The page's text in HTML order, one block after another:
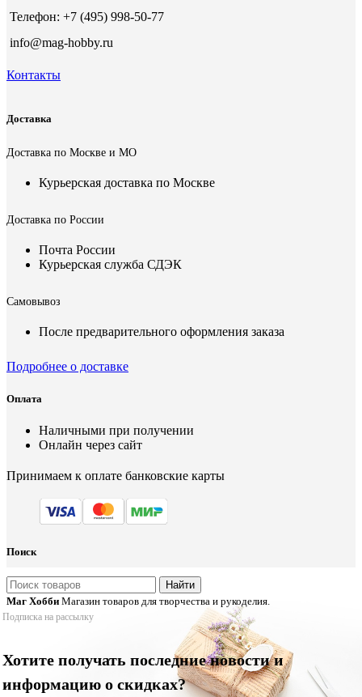
Телефон: +7 (495) 998-50-77
info@mag-hobby.ru
Контакты
Доставка
Доставка по Москве и МО
Курьерская доставка по Москве
Доставка по России
Почта России
Курьерская служба СДЭК
Самовывоз
После предварительного оформления заказа
Подробнее о доставке
Оплата
Наличными при получении
Онлайн через сайт
Принимаем к оплате банковские карты
Поиск
Найти
Маг Хобби Магазин товаров для творчества и рукоделия.
Подписка на рассылку
Хотите получать последние новости и
информацию о скидках?